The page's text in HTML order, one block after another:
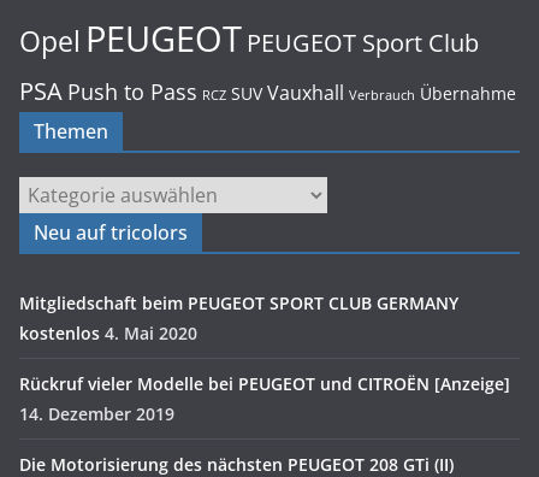
Opel PEUGEOT PEUGEOT Sport Club
PSA Push to Pass RCZ SUV Vauxhall Verbrauch Übernahme
Themen
Themen
Neu auf tricolors
Mitgliedschaft beim PEUGEOT SPORT CLUB GERMANY
kostenlos 4. Mai 2020
Rückruf vieler Modelle bei PEUGEOT und CITROËN [Anzeige]
14. Dezember 2019
Die Motorisierung des nächsten PEUGEOT 208 GTi (II)